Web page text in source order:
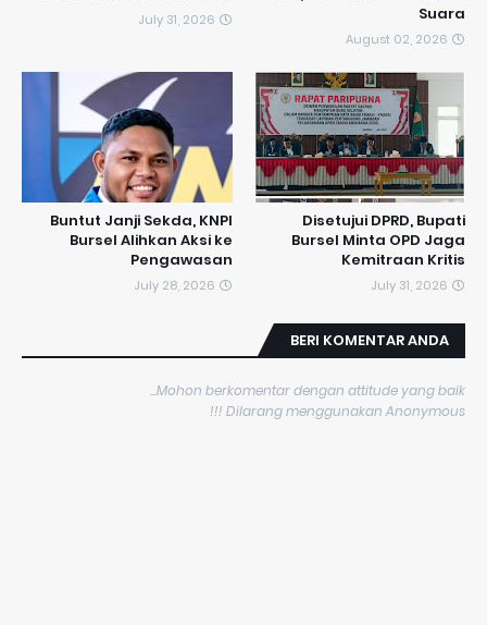
Suara
August 02, 2026
July 31, 2026
Disetujui DPRD, Bupati
Bursel Minta OPD Jaga
Kemitraan Kritis
July 31, 2026
​Buntut Janji Sekda, KNPI
Bursel Alihkan Aksi ke
Pengawasan
July 28, 2026
BERI KOMENTAR ANDA
Mohon berkomentar dengan attitude yang baik...
Dilarang menggunakan Anonymous !!!